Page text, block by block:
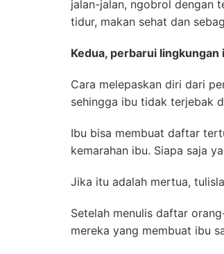
jalan-jalan, ngobrol dengan
tidur, makan sehat dan
Kedua, perbarui lingkungan
Cara melepaskan diri dari
sehingga ibu tidak terjebak
Ibu bisa membuat daftar
kemarahan ibu. Siapa saja
Jika itu adalah mertua,
Setelah menulis daftar
mereka yang membuat ibu